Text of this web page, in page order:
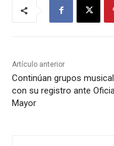
Artículo anterior
Continúan grupos
con su registro ante
Mayor